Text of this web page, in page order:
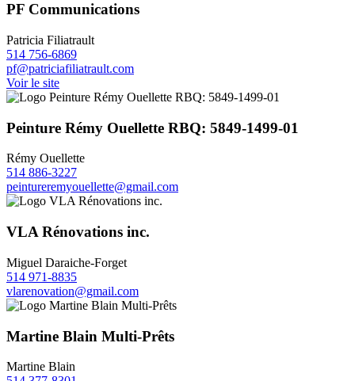
PF Communications
Patricia Filiatrault
514 756-6869
pf@patriciafiliatrault.com
Voir le site
Peinture Rémy Ouellette RBQ: 5849-1499-01
Rémy Ouellette
514 886-3227
peintureremyouellette@gmail.com
VLA Rénovations inc.
Miguel Daraiche-Forget
514 971-8835
vlarenovation@gmail.com
Martine Blain Multi-Prêts
Martine Blain